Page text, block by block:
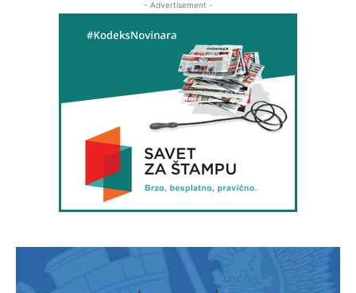
- Advertisement -